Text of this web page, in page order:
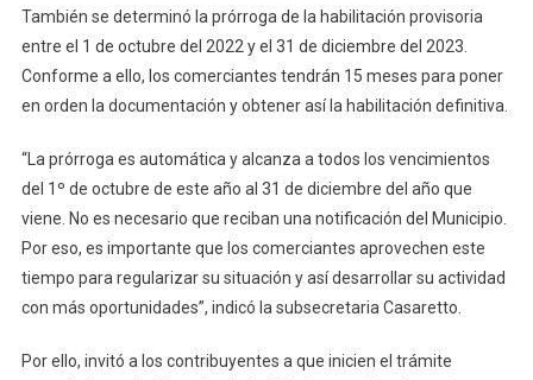
También se determinó la prórroga de la habilitación provisoria
entre el 1 de octubre del 2022 y el 31 de diciembre del 2023.
Conforme a ello, los comerciantes tendrán 15 meses para poner
en orden la documentación y obtener así la habilitación definitiva.
“La prórroga es automática y alcanza a todos los vencimientos
del 1º de octubre de este año al 31 de diciembre del año que
viene. No es necesario que reciban una notificación del Municipio.
Por eso, es importante que los comerciantes aprovechen este
tiempo para regularizar su situación y así desarrollar su actividad
con más oportunidades”, indicó la subsecretaria Casaretto.
Por ello, invitó a los contribuyentes a que inicien el trámite